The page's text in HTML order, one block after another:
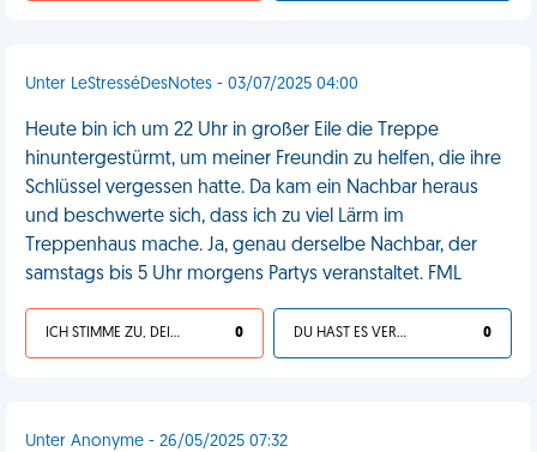
Unter LeStresséDesNotes - 03/07/2025 04:00
Heute bin ich um 22 Uhr in großer Eile die Treppe
hinuntergestürmt, um meiner Freundin zu helfen, die ihre
Schlüssel vergessen hatte. Da kam ein Nachbar heraus
und beschwerte sich, dass ich zu viel Lärm im
Treppenhaus mache. Ja, genau derselbe Nachbar, der
samstags bis 5 Uhr morgens Partys veranstaltet. FML
ICH STIMME ZU, DEIN LEBEN IST SCHEISSE 0 DU HAST ES VERDIENT 0
Unter Anonyme - 26/05/2025 07:32